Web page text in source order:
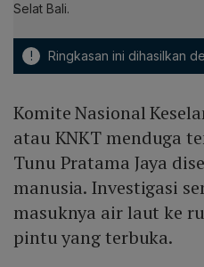
Selat Bali.
! Ringkasan ini dihasilkan
Komite Nasional
atau KNKT menduga
Tunu Pratama Jaya
manusia. Investigasi
masuknya air laut ke
pintu yang terbuka.